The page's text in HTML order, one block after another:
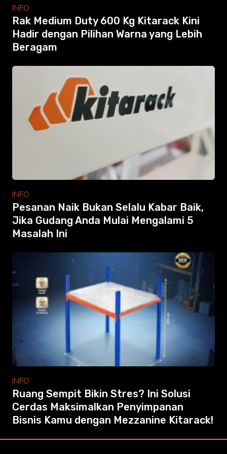
Accessories
Info
Gallery
Photo
Video
Contact
INFO
Rak Medium Duty 600 Kg Kitarack Kini
Hadir dengan Pilihan Warna yang Lebih
Beragam
INFO
Pesanan Naik Bukan Selalu Kabar Baik,
Jika Gudang Anda Mulai Mengalami 5
Masalah Ini
INFO
Ruang Sempit Bikin Stres? Ini Solusi
Cerdas Maksimalkan Penyimpanan
Bisnis Kamu dengan Mezzanine Kitarack!